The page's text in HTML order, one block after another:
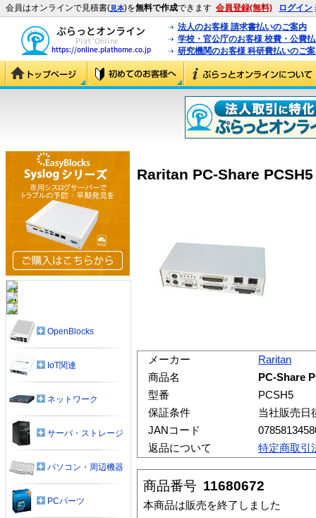
会員はオンラインで見積書(見本)を無料で作成できます 会員登録(無料) ログイン
法人のお客様 請求書払いのご案内
学校・官公庁のお客様 校費・公費
研究機関のお客様 科研費払いのご
Raritan PC-Share
メーカー
Raritan
商品名
PC-Share
型番
PCSH5
保証条件
当社販売日
JANコード
返品について
特定商取引
商品番号 11680672
本商品は販売を終了しました
OpenBlocks
IoT関連
ネットワーク
サーバ・ストレージ
パソコン・周辺機器
PCパーツ